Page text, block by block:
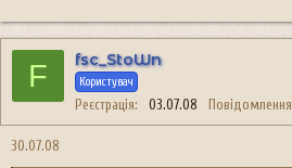
F fsc_StoWn
Користувач
Реєстрація 03.07.08 Повідомлення
30.07.08